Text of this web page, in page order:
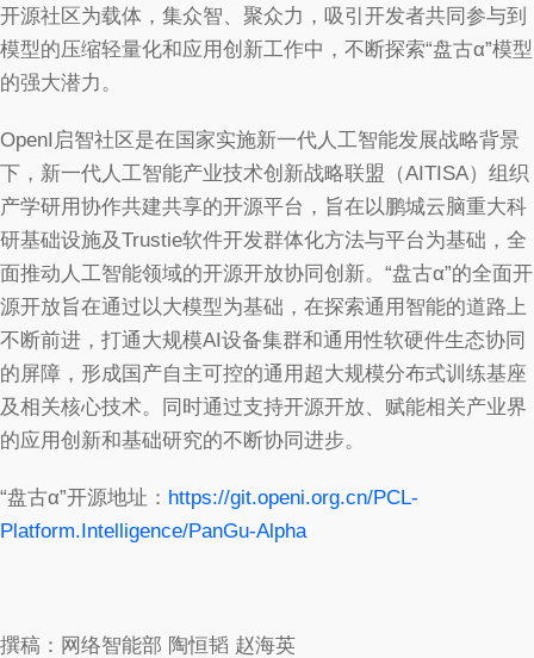
开源社区为载体，集众智、聚众力，吸引开发者共同参与到
模型的压缩轻量化和应用创新工作中，不断探索“盘古α”模型
的强大潜力。
OpenI启智社区是在国家实施新一代人工智能发展战略背景
下，新一代人工智能产业技术创新战略联盟（AITISA）组织
产学研用协作共建共享的开源平台，旨在以鹏城云脑重大科
研基础设施及Trustie软件开发群体化方法与平台为基础，全
面推动人工智能领域的开源开放协同创新。“盘古α”的全面开
源开放旨在通过以大模型为基础，在探索通用智能的道路上
不断前进，打通大规模AI设备集群和通用性软硬件生态协同
的屏障，形成国产自主可控的通用超大规模分布式训练基座
及相关核心技术。同时通过支持开源开放、赋能相关产业界
的应用创新和基础研究的不断协同进步。
“盘古α”开源地址： https://git.openi.org.cn/PCL-
Platform.Intelligence/PanGu-Alpha
撰稿：网络智能部 陶恒韬 赵海英